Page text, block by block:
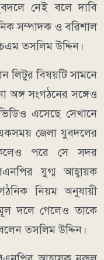
নেই বলে দাবি
সম্পাদক ও বরিশাল
তসলিম উদ্দিন।
লিটুর বিষয়টি সামনে
সংগঠনের সঙ্গেও
এসেছে সেখানে
জেলা যুবদলের
পরে সে সদর
যুগ্ম আহ্বায়ক
নিয়ম অনুযায়ী
দলে গেলেও তাকে
তসলিম উদ্দিন।